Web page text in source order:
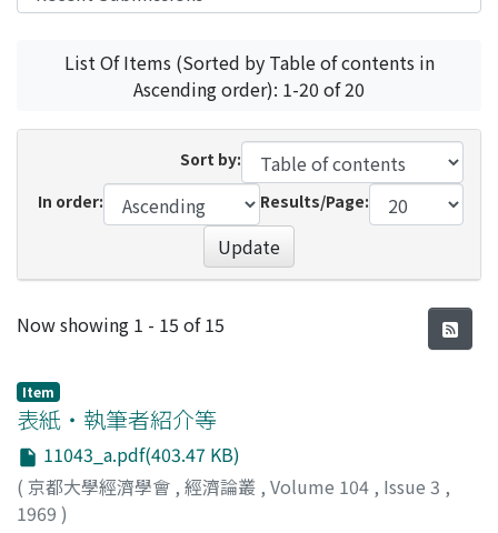
List Of Items (Sorted by Table of contents in
Ascending order): 1-20 of 20
Sort by:
In order:
Results/Page:
Update
Recent Submissions
Now showing 1 - 15 of 15
Item
表紙・執筆者紹介等
11043_a.pdf(403.47 KB)
( 京都大學經濟學會 , 經濟論叢 , Volume 104 , Issue 3 ,
1969 )